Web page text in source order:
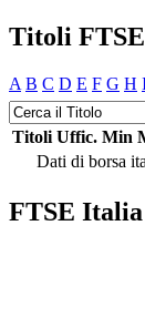
Titoli
A B C D E F G H
Titoli Uffic. Min
Dati di borsa
FTSE